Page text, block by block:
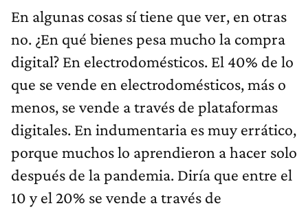
En algunas cosas sí tiene que ver, en otras
no. ¿En qué bienes pesa mucho la compra
digital? En electrodomésticos. El 40% de lo
que se vende en electrodomésticos, más o
menos, se vende a través de plataformas
digitales. En indumentaria es muy errático,
porque muchos lo aprendieron a hacer solo
después de la pandemia. Diría que entre el
10 y el 20% se vende a través de